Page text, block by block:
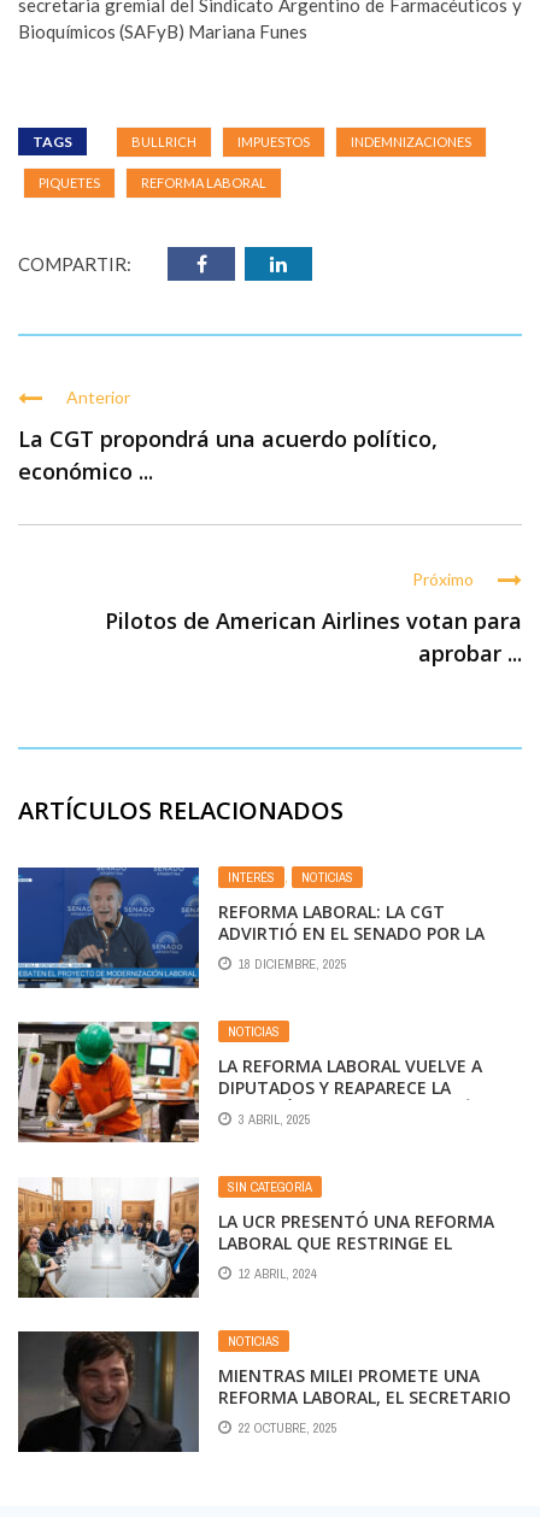
secretaria gremial del Sindicato Argentino de Farmacéuticos y
Bioquímicos (SAFyB) Mariana Funes
TAGS BULLRICH IMPUESTOS INDEMNIZACIONES
PIQUETES REFORMA LABORAL
COMPARTIR:
Anterior
La CGT propondrá una acuerdo político,
económico ...
Próximo
Pilotos de American Airlines votan para
aprobar ...
ARTÍCULOS RELACIONADOS
INTERÉS , NOTICIAS
REFORMA LABORAL: LA CGT
ADVIRTIÓ EN EL SENADO POR LA
INCONSTITUCIONALIDAD DEL
PROYECTO Y PIDIÓ UN “DEBATE
18 DICIEMBRE, 2025
NOTICIAS
LA REFORMA LABORAL VUELVE A
DIPUTADOS Y REAPARECE LA
DISCUSIÓN POR EL SALARIO MÍNIMO
3 ABRIL, 2025
SIN CATEGORÍA
LA UCR PRESENTÓ UNA REFORMA
LABORAL QUE RESTRINGE EL
DERECHO A HUELGA Y ELIMINA LAS
INDEMNIZACIONES
12 ABRIL, 2024
NOTICIAS
MIENTRAS MILEI PROMETE UNA
REFORMA LABORAL, EL SECRETARIO
DE TRABAJO EXPONE EN DIPUTADOS
22 OCTUBRE, 2025